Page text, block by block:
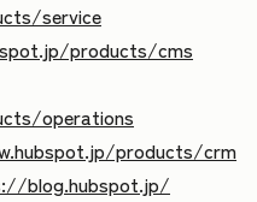
service
products/cms
operations
products/crm
blog.hubspot.jp/